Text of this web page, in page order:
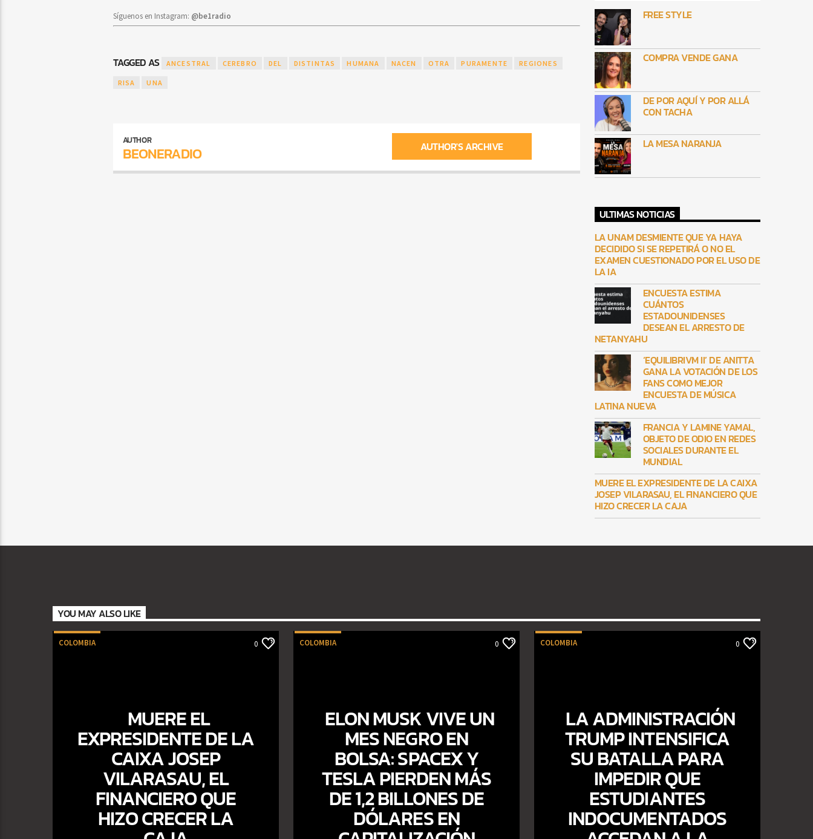
Síguenos en Instagram: @be1radio
TAGGED AS ANCESTRAL CEREBRO DEL DISTINTAS HUMANA NACEN OTRA PURAMENTE REGIONES
RISA UNA
AUTHOR
BEONERADIO AUTHOR'S ARCHIVE
FREE STYLE
COMPRA VENDE GANA
DE POR AQUÍ Y POR ALLÁ
CON TACHA
LA MESA NARANJA
ULTIMAS NOTICIAS
LA UNAM DESMIENTE QUE YA HAYA
DECIDIDO SI SE REPETIRÁ O NO EL
EXAMEN CUESTIONADO POR EL USO DE
LA IA
ENCUESTA ESTIMA
CUÁNTOS
ESTADOUNIDENSES
DESEAN EL ARRESTO DE
NETANYAHU
‘EQUILIBRIVM II’ DE ANITTA
GANA LA VOTACIÓN DE LOS
FANS COMO MEJOR
ENCUESTA DE MÚSICA
LATINA NUEVA
FRANCIA Y LAMINE YAMAL,
OBJETO DE ODIO EN REDES
SOCIALES DURANTE EL
MUNDIAL
MUERE EL EXPRESIDENTE DE LA CAIXA
JOSEP VILARASAU, EL FINANCIERO QUE
HIZO CRECER LA CAJA
YOU MAY ALSO LIKE
COLOMBIA 0
MUERE EL
EXPRESIDENTE DE LA
CAIXA JOSEP
VILARASAU, EL
FINANCIERO QUE
HIZO CRECER LA
COLOMBIA 0
ELON MUSK VIVE UN
MES NEGRO EN
BOLSA: SPACEX Y
TESLA PIERDEN MÁS
DE 1,2 BILLONES DE
DÓLARES EN
COLOMBIA 0
LA ADMINISTRACIÓN
TRUMP INTENSIFICA
SU BATALLA PARA
IMPEDIR QUE
ESTUDIANTES
INDOCUMENTADOS